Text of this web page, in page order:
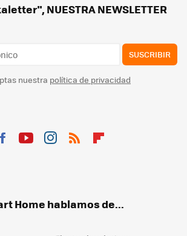
NUESTRA NEWSLETTER
SUSCRIBIR
nuestra política de privacidad
Home hablamos de...